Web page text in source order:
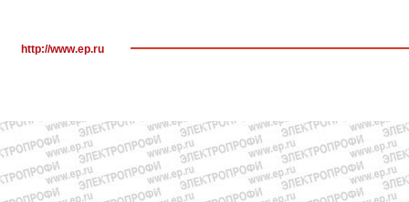
http://www.ep.ru